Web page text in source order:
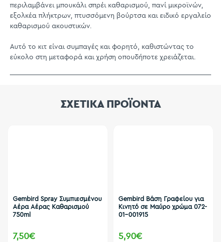
περιλαμβάνει μπουκάλι σπρέι καθαρισμού, πανί μικροϊνών,
εξολκέα πλήκτρων, πτυσσόμενη βούρτσα και ειδικό εργαλείο
καθαρισμού ακουστικών.
Αυτό το κιτ είναι συμπαγές και φορητό, καθιστώντας το
εύκολο στη μεταφορά και χρήση οπουδήποτε χρειάζεται.
ΣΧΕΤΙΚΑ ΠΡΟΪΟΝΤΑ
Gembird Spray Συμπιεσμένου
Αέρα Αέρας Καθαρισμού
750ml
7,50€
Gembird Βάση Γραφείου για
Κινητό σε Μαύρο χρώμα 072-
01-001915
5,90€